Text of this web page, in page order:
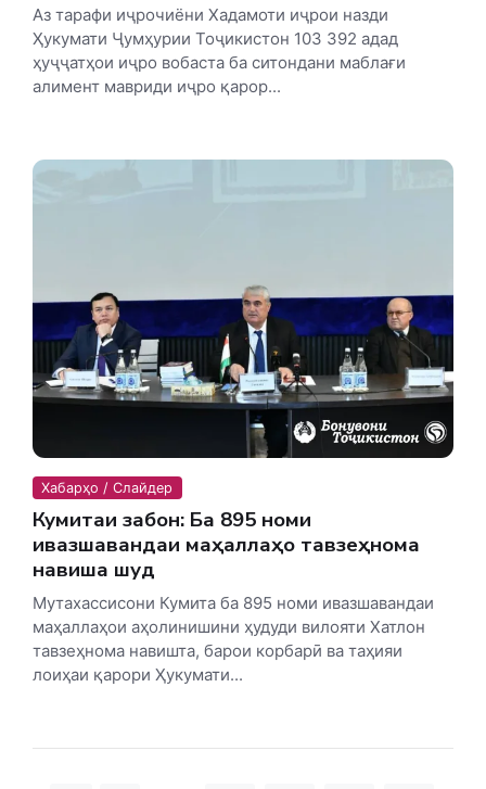
Аз тарафи иҷрочиёни Хадамоти иҷрои назди
Ҳукумати Ҷумҳурии Тоҷикистон 103 392 адад
ҳуҷҷатҳои иҷро вобаста ба ситондани маблағи
алимент мавриди иҷро қарор...
Хабарҳо / Слайдер
Кумитаи забон: Ба 895 номи
ивазшавандаи маҳаллаҳо тавзеҳнома
навиша шуд
Мутахассисони Кумита ба 895 номи ивазшавандаи
маҳаллаҳои аҳолинишини ҳудуди вилояти Хатлон
тавзеҳнома навишта, барои корбарӣ ва таҳияи
лоиҳаи қарори Ҳукумати...